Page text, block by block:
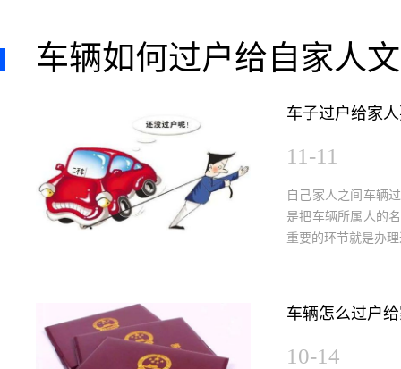
车辆如何过户给自家人
车子过户给家
11-11
自己家人之间车辆
是把车辆所属人的
重要的环节就是办
车辆怎么过户
10-14